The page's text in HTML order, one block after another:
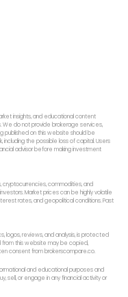
insights, and educational content
We do not provide brokerage services,
published on this website should be
including the possible loss of capital. Users
advisor before making investment
cryptocurrencies, commodities, and
Market prices can be highly volatile
rates, and geopolitical conditions. Past
logos, reviews, and analysis, is protected
from this website may be copied,
consent from brokerscompare.co.
and educational purposes and
sell, or engage in any financial activity or